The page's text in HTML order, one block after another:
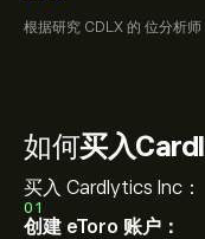
根据研究 CDLX 的 位分析师
如何买入
买入 Cardlytics Inc：
01
创建 eToro 账户：